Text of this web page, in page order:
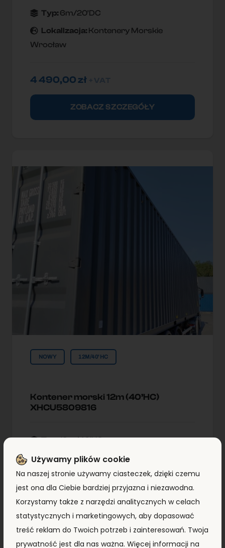
Typ: 6m/20'DC
Lokallzacja: Kontenery Morskie
Wrocław
4 490,00zł
ZOBACZ SZCZEGÓŁY
NOWY 12M/40'HC
Kontener morski 12m (40’HC)
XHCU5809816
Typ:12m/40'HC
Lokallzacja:Kontenery Morskie
Warszawa
8 690,00zł + VAT
ZOBACZ SZCZEGÓŁY
Używamy plików cookie
Na naszej stronie używamy ciasteczek, dzięki czemu
jest ona dla Ciebie bardziej przyjazna i niezawodna.
Korzystamy także z narzędzi analitycznych w celach
statystycznych i marketingowych, aby dopasować
treść reklam do Twoich potrzeb i zainteresowań. Twoja
prywatność jest dla nas ważna. Więcej informacji na